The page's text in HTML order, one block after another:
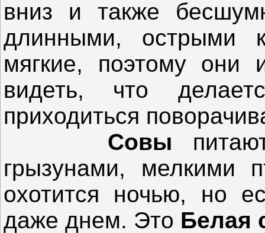
вниз и также
длинными, острыми
мягкие, поэтому
видеть, что
приходиться
Совы
грызунами, мелкими
охотится ночью, но
даже днем. Это Белая